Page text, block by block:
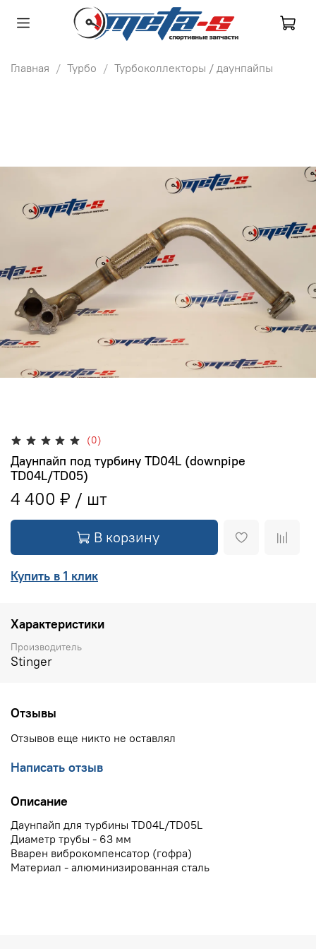
Главная Турбо Турбоколлекторы / даунпайпы
(0)
Даунпайп под турбину TD04L (downpipe
TD04L/TD05)
4 400 ₽
В корзину
Купить в 1 клик
Характеристики
Производитель
Stinger
Отзывы
Отзывов еще никто не оставлял
Написать отзыв
Описание
Даунпайп для турбины TD04L/TD05L
Диаметр трубы - 63 мм
Вварен виброкомпенсатор (гофра)
Материал - алюминизированная сталь